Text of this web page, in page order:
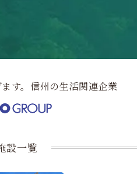
す。信州の生活関連企業
設一覧